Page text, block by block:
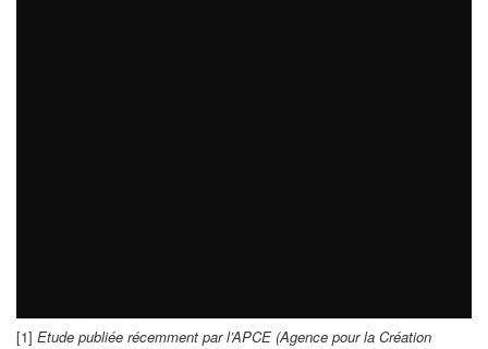
[1] Etude publiée récemment par l’APCE (Agence pour la Création